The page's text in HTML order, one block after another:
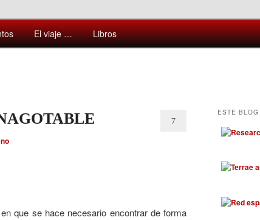
sorprendentes del mundo que nos rodea
El viaje … Libros
7
que se hace necesario encontrar de forma
ESTE